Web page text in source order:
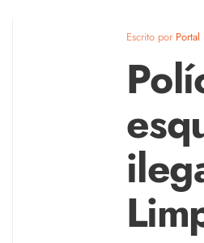
Escrito por